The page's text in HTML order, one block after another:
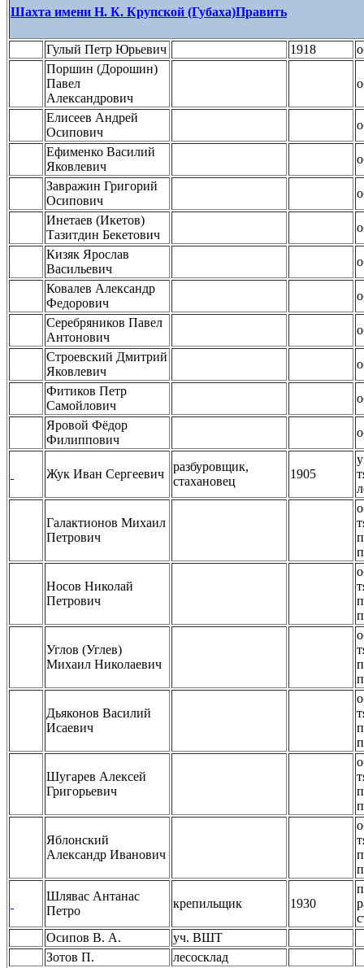
Шахта имени Н. К. Крупской (Губаха)Править
Гулый Петр Юрьевич 1918
Поршин (Дорошин)
Павел
Александрович
Елисеев Андрей
Осипович
Ефименко Василий
Яковлевич
Завражин Григорий
Осипович
Инетаев (Икетов)
Тазитдин Бекетович
Кизяк Ярослав
Васильевич
Ковалев Александр
Федорович
Серебряников Павел
Антонович
Строевский Дмитрий
Яковлевич
Фитиков Петр
Самойлович
Яровой Фёдор
Филиппович
Жук Иван Сергеевич
разбуровщик,
стахановец
1905
Галактионов Михаил
Петрович
Носов Николай
Петрович
Углов (Углев)
Михаил Николаевич
Дьяконов Василий
Исаевич
Шугарев Алексей
Григорьевич
Яблонский
Александр Иванович
Шлявас Антанас
Петро
крепильщик 1930
Осипов В. А.
уч. ВШТ
Зотов П.
лесосклад